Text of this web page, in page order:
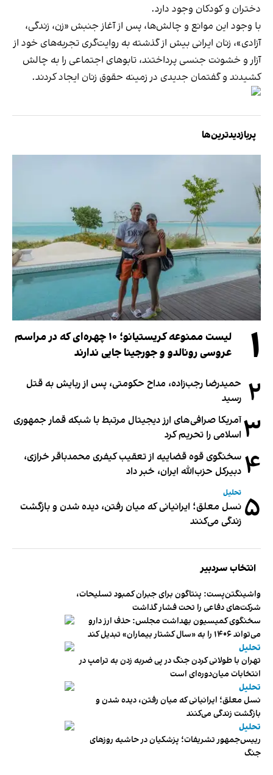
دختران و کودکان وجود دارد.
با وجود این موانع و چالش‌ها، پس از آغاز جنبش «زن، زندگی،
آزادی»، زنان ایرانی بیش از گذشته به روایت‌گری تجربه‌های خود از
آزار و خشونت جنسی پرداختند، تابوهای اجتماعی را به چالش
کشیدند و گفتمان جدیدی در زمینه حقوق زنان ایجاد کردند.
پربازدیدترین‌ها
۱
لیست ممنوعه کریستیانو؛ ۱۰ چهره‌ای که در مراسم
عروسی رونالدو و جورجینا جایی ندارند
۲ حمیدرضا رجب‌زاده، مداح حکومتی، پس از ربایش به قتل
رسید
۳آمریکا صرافی‌های ارز دیجیتال مرتبط با شبکه قمار جمهوری
اسلامی را تحریم کرد
۴ سخنگوی قوه قضاییه از تعقیب کیفری محمدباقر خرازی،
دبیر‌کل حزب‌الله ایران، خبر داد
۵ تحلیل
نسل معلق؛ ایرانیانی که میان رفتن، دیده شدن و بازگشت
زندگی می‌کنند
انتخاب سردبیر
واشینگتن‌پست: پنتاگون برای جبران کمبود تسلیحات،
شرکت‌های دفاعی را تحت فشار گذاشت
سخنگوی کمیسیون بهداشت مجلس: حذف ارز دارو
می‌تواند ۱۴۰۶ را به «سال کشتار بیماران» تبدیل کند
تحلیل
تهران با طولانی کردن جنگ در پی ضربه زدن به ترامپ در
انتخابات میان‌دوره‌ای است
تحلیل
نسل معلق؛ ایرانیانی که میان رفتن، دیده شدن و
بازگشت زندگی می‌کنند
تحلیل
رییس‌جمهور تشریفات؛ پزشکیان در حاشیه روزهای
جنگ